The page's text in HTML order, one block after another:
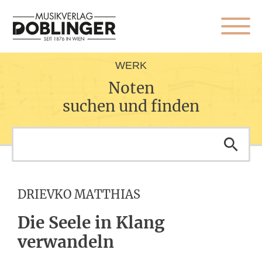
WERK
Noten
suchen und finden
DRIEVKO MATTHIAS
Die Seele in Klang
verwandeln